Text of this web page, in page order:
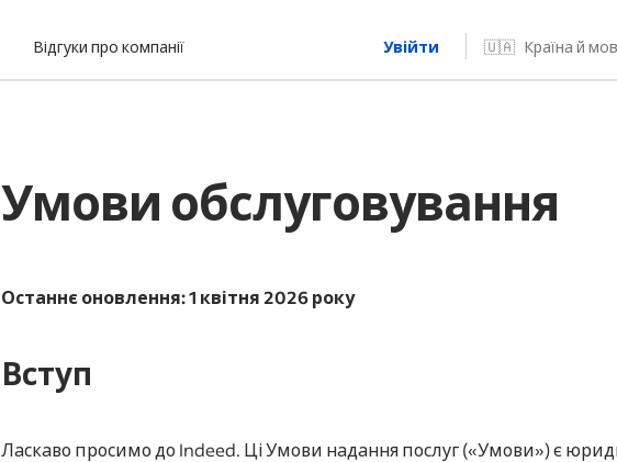
Відгуки про компанії Увійти 🇺🇦 Країна й
Умови обслуговування
Останнє оновлення: 1 квітня 2026 року
Вступ
Ласкаво просимо до Indeed. Ці Умови надання послуг («Умови») є